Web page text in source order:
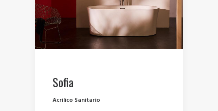
Sofia
Acrilico Sanitario